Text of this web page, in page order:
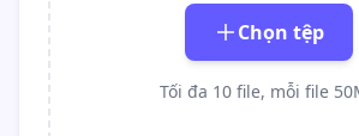
Chọn tệp
Tối đa 10 file, mỗi file